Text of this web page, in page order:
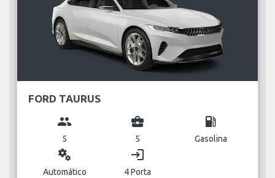
FORD TAURUS
group
5
business_center
5
local_gas_station
Gasolina
miscellaneous_services
Automático
login
4 Porta